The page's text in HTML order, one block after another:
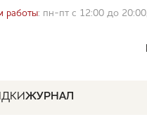
работы: пн-пт с 12:00 до
ЖУРНАЛ